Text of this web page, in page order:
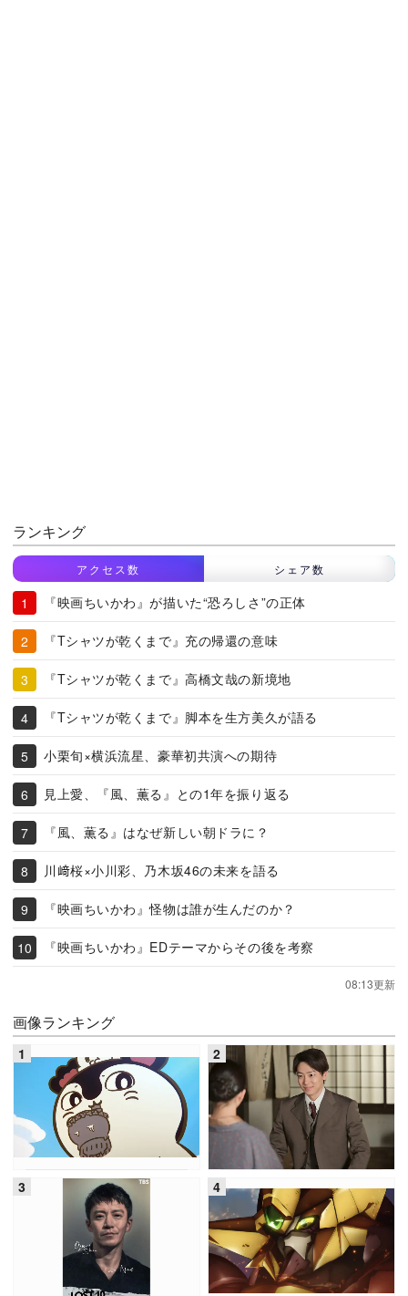
ランキング
アクセス数 シェア数
『映画ちいかわ』が描いた“恐ろしさ”の正体
『Tシャツが乾くまで』充の帰還の意味
『Tシャツが乾くまで』高橋文哉の新境地
『Tシャツが乾くまで』脚本を生方美久が語る
小栗旬×横浜流星、豪華初共演への期待
見上愛、『風、薫る』との1年を振り返る
『風、薫る』はなぜ新しい朝ドラに？
川﨑桜×小川彩、乃木坂46の未来を語る
『映画ちいかわ』怪物は誰が生んだのか？
『映画ちいかわ』EDテーマからその後を考察
08:13更新
画像ランキング